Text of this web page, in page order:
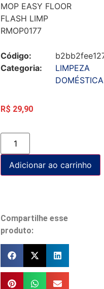
MOP EASY FLOOR
FLASH LIMP
RMOP0177
Código:
Categoria:
LIMPEZA
DOMÉSTICA
R$ 29,90
Adicionar ao carrinho
Compartilhe esse
produto: